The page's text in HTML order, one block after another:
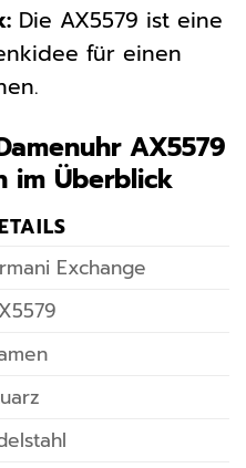
Die AX5579 ist eine
für einen
AX5579
im Überblick
Exchange